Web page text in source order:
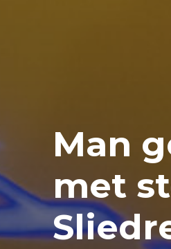
Man
met